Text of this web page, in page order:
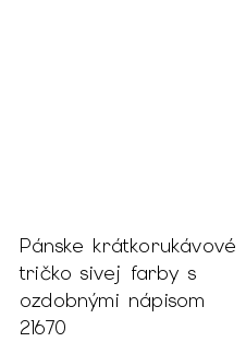
Pánske krátkorukávové
tričko sivej farby s
ozdobnými nápisom
21670